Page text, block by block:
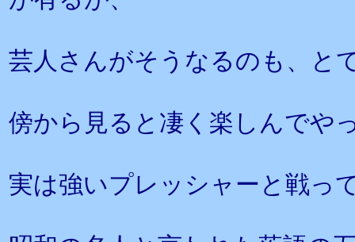
芸人さんがそうなるのも、と
傍から見ると凄く楽しんでや
実は強いプレッシャーと戦っ